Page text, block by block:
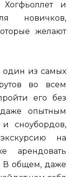
и
новичков,
желают
один из самых
во всем
его без
опытным
сноубордов,
на
арендовать
В общем, даже